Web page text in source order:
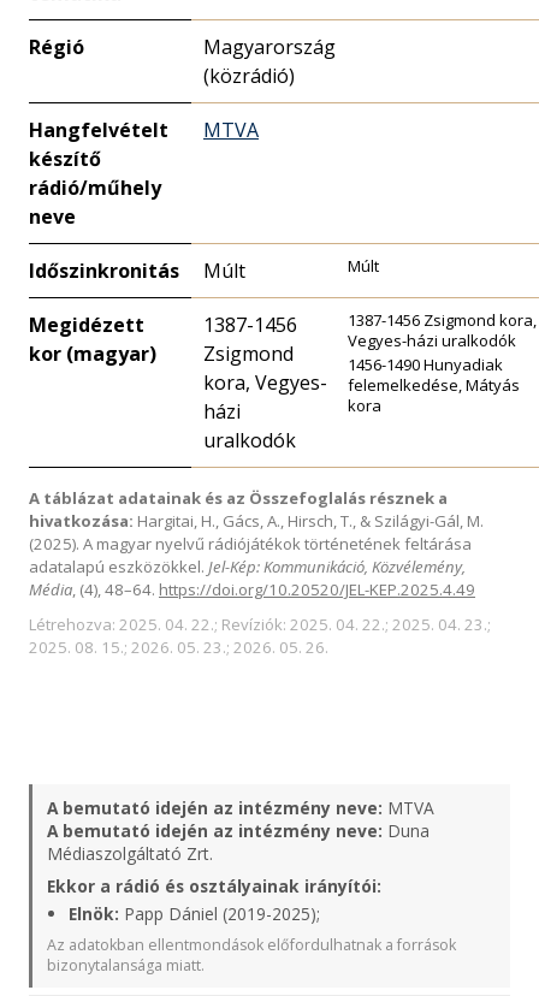
Régió
Magyarország
(közrádió)
Hangfelvételt
készítő
rádió/műhely
neve
MTVA
Időszinkronitás Múlt Múlt
Megidézett
kor (magyar)
1387-1456
Zsigmond
kora, Vegyes-
házi
uralkodók
1387-1456 Zsigmond kora,
Vegyes-házi uralkodók
1456-1490 Hunyadiak
felemelkedése, Mátyás
kora
A táblázat adatainak és az Összefoglalás résznek a
hivatkozása: Hargitai, H., Gács, A., Hirsch, T., & Szilágyi-Gál, M.
(2025). A magyar nyelvű rádiójátékok történetének feltárása
adatalapú eszközökkel. Jel-Kép: Kommunikáció, Közvélemény,
Média, (4), 48–64. https://doi.org/10.20520/JEL-KEP.2025.4.49
Létrehozva: 2025. 04. 22.; Revíziók: 2025. 04. 22.; 2025. 04. 23.;
2025. 08. 15.; 2026. 05. 23.; 2026. 05. 26.
A bemutató idején az intézmény neve: MTVA
A bemutató idején az intézmény neve: Duna
Médiaszolgáltató Zrt.
Ekkor a rádió és osztályainak irányítói:
Elnök: Papp Dániel (2019-2025);
Az adatokban ellentmondások előfordulhatnak a források
bizonytalansága miatt.